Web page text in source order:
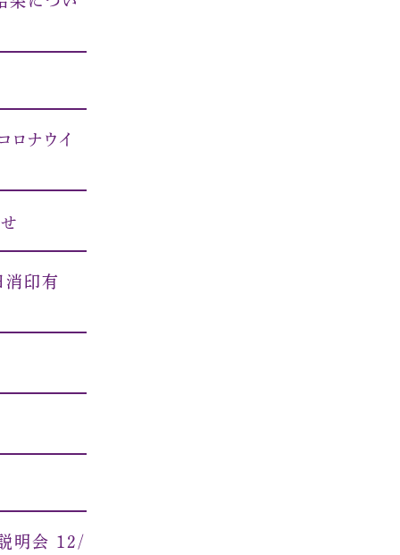
ロナウイ
消印有
明会 12/